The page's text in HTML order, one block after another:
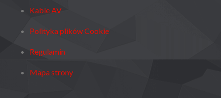
Kable AV
Polityka plików Cookie
Regulamin
Mapa strony